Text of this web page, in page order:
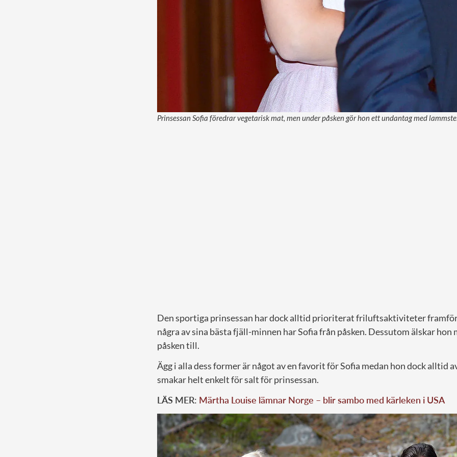
Prinsessan Sofia föredrar vegetarisk mat, men under påsken gör hon ett undantag med
Den sportiga prinsessan har dock alltid prioriterat friluftsaktiviteter
några av sina bästa fjäll-minnen har Sofia från påsken. Dessutom älskar hon
påsken till.
Ägg i alla dess former är något av en favorit för Sofia medan hon dock alltid
smakar helt enkelt för salt för prinsessan.
LÄS MER: Märtha Louise lämnar Norge – blir sambo med kärleken i USA